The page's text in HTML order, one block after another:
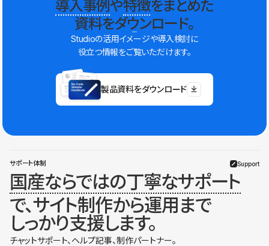
導入事例や特徴をまとめた
資料をダウンロード。
Studioの活用イメージや導入検討に
役立つ情報をご覧いただけます。
製品資料をダウンロード
サポート体制 Support
国産ならではの丁寧なサポート
で、サイト制作から運用まで
しっかり支援します。
チャットサポート、ヘルプ記事、制作パートナー。